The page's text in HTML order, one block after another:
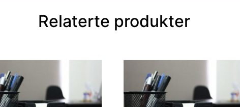
Relaterte produkter